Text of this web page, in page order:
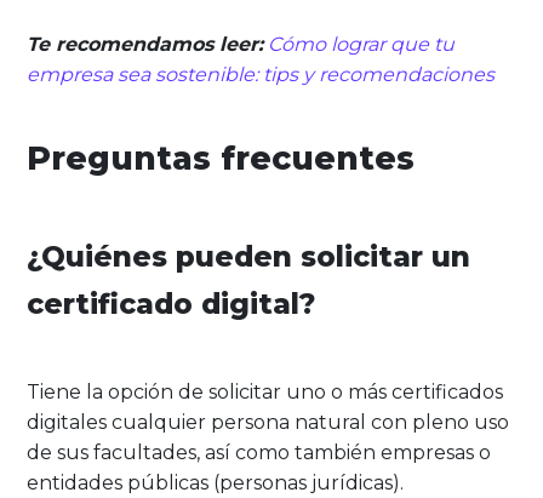
Te recomendamos leer: Cómo lograr que tu
empresa sea sostenible: tips y recomendaciones
Preguntas frecuentes
¿Quiénes pueden solicitar un
certificado digital?
Tiene la opción de solicitar uno o más certificados
digitales cualquier persona natural con pleno uso
de sus facultades, así como también empresas o
entidades públicas (personas jurídicas).